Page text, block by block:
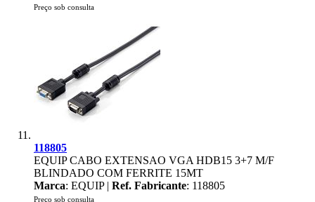
Preço sob consulta
118805
EQUIP CABO EXTENSAO VGA HDB15 3+7 M/F
BLINDADO COM FERRITE 15MT
Marca: EQUIP | Ref. Fabricante: 118805
Preço sob consulta